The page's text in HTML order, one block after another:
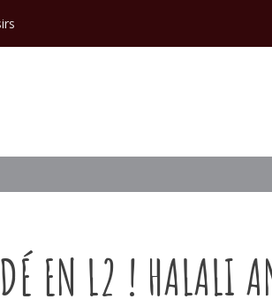
EN L2 ! HALALI